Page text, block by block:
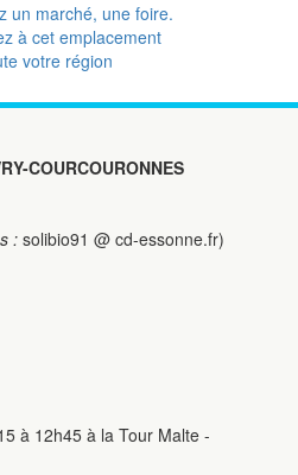
un marché, une foire.
à cet emplacement
votre région
COURCOURONNES
: solibio91 @ cd-essonne.fr)
à 12h45 à la Tour Malte -